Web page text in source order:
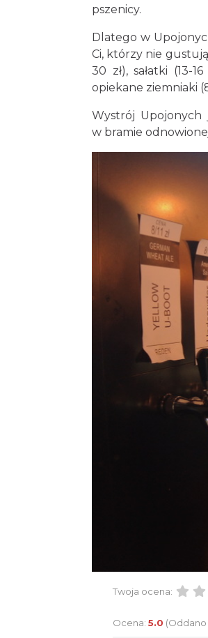
pszenicy.
Dlatego w
Ci, którzy nie
30 zł), sałatki (13-
opiekane ziemniaki
Wystrój Upojonych
w bramie
Twoja ocena:
Ocena: 5.0 (Oddano